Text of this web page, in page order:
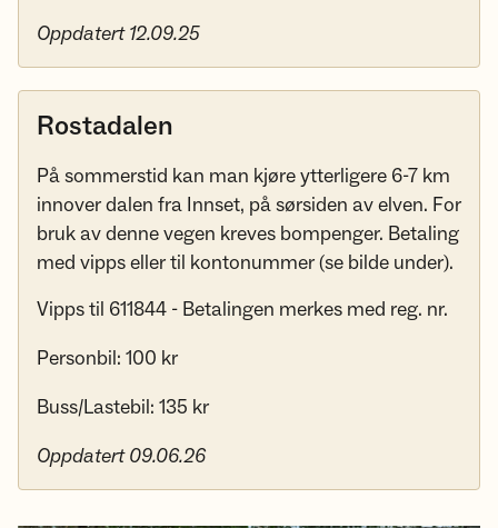
Oppdatert 12.09.25
Rostadalen
På sommerstid kan man kjøre ytterligere 6-7 km
innover dalen fra Innset, på sørsiden av elven. For
bruk av denne vegen kreves bompenger. Betaling
med vipps eller til kontonummer (se bilde under).
Vipps til 611844 - Betalingen merkes med reg. nr.
Personbil: 100 kr
Buss/Lastebil: 135 kr
Oppdatert 09.06.26